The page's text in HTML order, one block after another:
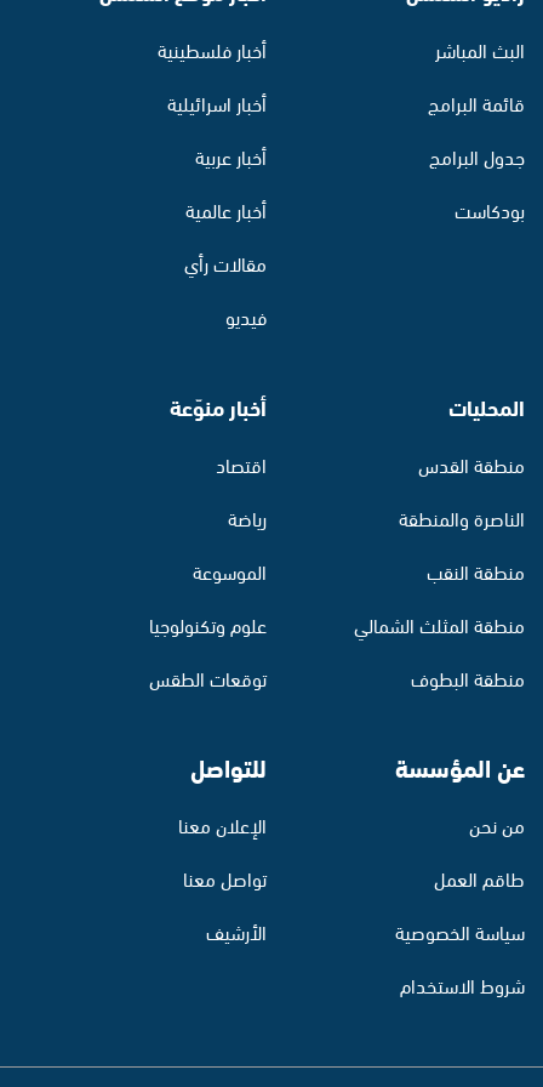
البث المباشر
قائمة البرامج
جدول البرامج
بودكاست
أخبار فلسطينية
أخبار اسرائيلية
أخبار عربية
أخبار عالمية
مقالات رأي
فيديو
المحليات
منطقة القدس
الناصرة والمنطقة
منطقة النقب
منطقة المثلث الشمالي
منطقة البطوف
أخبار منوّعة
اقتصاد
رياضة
الموسوعة
علوم وتكنولوجيا
توقعات الطقس
عن المؤسسة
من نحن
طاقم العمل
سياسة الخصوصية
شروط الاستخدام
للتواصل
الإعلان معنا
تواصل معنا
الأرشيف